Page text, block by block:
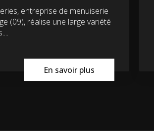
entreprise de menuiserie
(09), réalise une large variété
En savoir plus